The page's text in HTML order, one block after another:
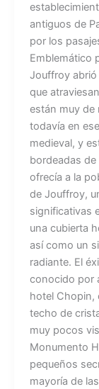
antiguos de
por los
Emblemático
Jouffroy abrió
que
están muy de
todavía en
medieval, y
bordeadas
ofrecía a la
de Jouffroy,
significativas
una cubierta
así como un
radiante. El
conocido por
hotel Chopin,
techo de
muy pocos
Monumento
pequeños
mayoría de